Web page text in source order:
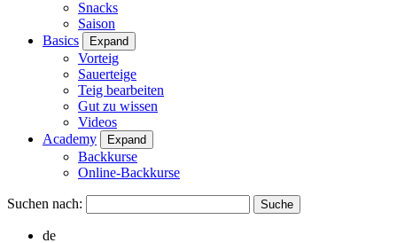
Snacks
Saison
Basics
Expand
Vorteig
Sauerteige
Teig bearbeiten
Gut zu wissen
Videos
Academy
Expand
Backkurse
Online-Backkurse
Suchen nach:
de